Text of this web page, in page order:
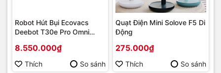
Robot Hút Bụi Ecovacs
Deebot T30e Pro Omni
8.550.000₫
Thích So sánh
Quạt Điện Mini Solove F5 Di
Động
275.000₫
Thích So sánh